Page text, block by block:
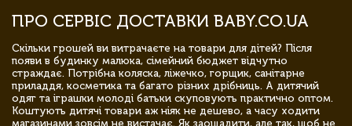
ПРО СЕРВІС ДОСТАВКИ BABY.CO.UA
Скільки грошей ви витрачаєте на товари для дітей? Після
появи в будинку малюка, сімейний бюджет відчутно
страждає. Потрібна коляска, ліжечко, горщик, санітарне
приладдя, косметика та багато різних дрібниць. А дитячий
одяг та іграшки молоді батьки скуповують практично оптом.
Коштують дитячі товари аж ніяк не дешево, а часу ходити
магазинами зовсім не вистачає. Як заощадити, але так, щоб не